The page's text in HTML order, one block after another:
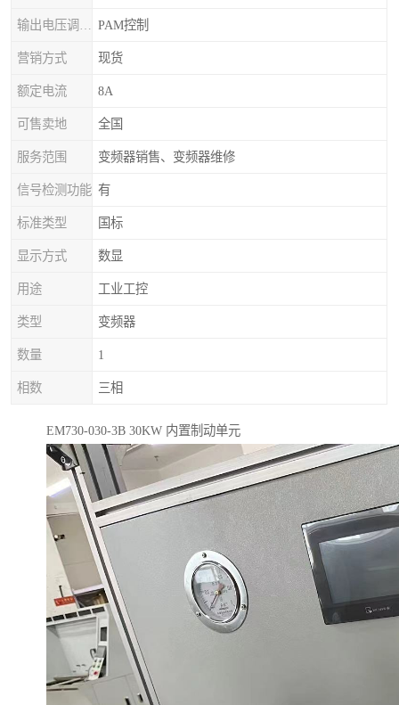
PAM控制
营销方式 现货
额定电流 8A
可售卖地 全国
服务范围 变频器销售、变频器维修
信号检测功能 有
标准类型 国标
显示方式 数显
用途 工业工控
类型 变频器
数量 1
相数 三相
EM730-030-3B 30KW 内置制动单元